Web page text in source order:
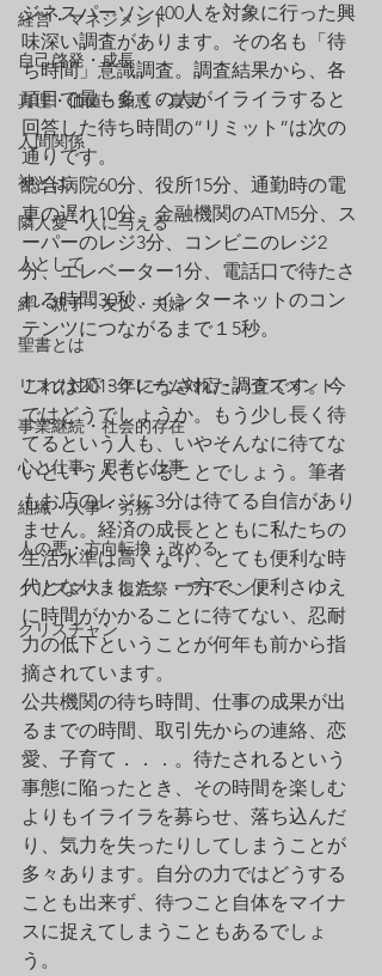
経営・マネジメント
自己啓発・成長
真理・価値・知恵・真実
人間関係
神とは
隣人愛・人に与える
人として
絆・親子・友人・夫婦
聖書とは
リスク対応・クレーム対応・ハラスメント
事業継続・社会的存在
心と仕事・思考と仕事
組織・人事・労務
人の悪・方向転換・改める
クリスマス・復活祭・アドベント
クリスチャン
ジネスパーソン400人を対象に行った興
味深い調査があります。その名も「待
ち時間」意識調査。調査結果から、各
項目で最も多くの人がイライラすると
回答した待ち時間の“リミット”は次の
通りです。
総合病院60分、役所15分、通勤時の電
車の遅れ10分、金融機関のATM5分、ス
ーパーのレジ3分、コンビニのレジ2
分、エレベーター1分、電話口で待たさ
れる時間30秒、インターネットのコン
テンツにつながるまで１5秒。
これは2013年になされた調査です。今
ではどうでしょうか。もう少し長く待
てるという人も、いやそんなに待てな
いという人もいることでしょう。筆者
もお店のレジに3分は待てる自信があり
ません。経済の成長とともに私たちの
生活水準は高くなり、とても便利な時
代となりました。一方で、便利さゆえ
に時間がかかることに待てない、忍耐
力の低下ということが何年も前から指
摘されています。
公共機関の待ち時間、仕事の成果が出
るまでの時間、取引先からの連絡、恋
愛、子育て．．．。待たされるという
事態に陥ったとき、その時間を楽しむ
よりもイライラを募らせ、落ち込んだ
り、気力を失ったりしてしまうことが
多々あります。自分の力ではどうする
ことも出来ず、待つこと自体をマイナ
スに捉えてしまうこともあるでしょ
う。